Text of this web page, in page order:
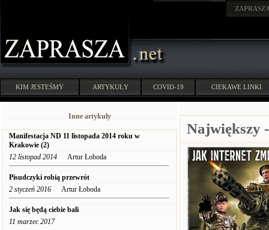
KIM JESTEŚMY ARTYKUŁY COVID-19 CIEKAWE LINKI
Inne artykuły
Manifestacja ND 11 listopada 2014 roku w
Krakowie (2)
12 listopad 2014 Artur Łoboda
Pisudczyki robią przewrót
2 styczeń 2016 Artur Łoboda
Jak się będą ciebie bali
11 marzec 2017
Największy